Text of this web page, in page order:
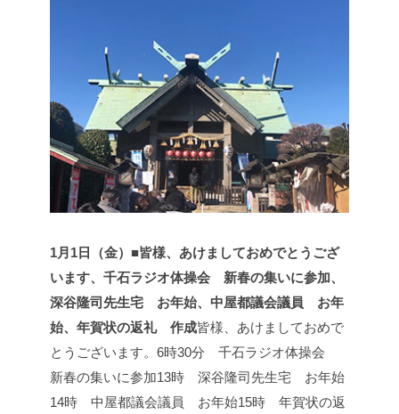
1月1日（金）■皆様、あけましておめでとうござ
います、千石ラジオ体操会 新春の集いに参加、
深谷隆司先生宅 お年始、中屋都議会議員 お年
始、年賀状の返礼 作成皆様、あけましておめで
とうございます。 6時30分 千石ラジオ体操会
新春の集いに参加13時 深谷隆司先生宅 お年始
14時 中屋都議会議員 お年始15時 年賀状の返